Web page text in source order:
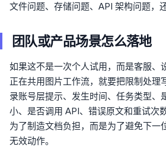
文件问题、存储问题、API 架构问题，
团队或产品场景怎么落地
如果这不是一次个人试用，而是客服、
正在共用图片工作流，就要把限制处理
录账号层提示、发生时间、任务类型、
小、是否调用 API、错误原文和重试次
为了制造文档负担，而是为了避免下一
无效动作。